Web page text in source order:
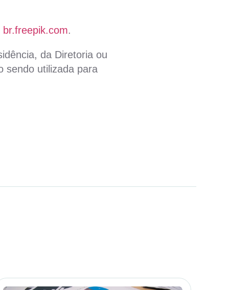
.
da Diretoria ou
sendo utilizada para